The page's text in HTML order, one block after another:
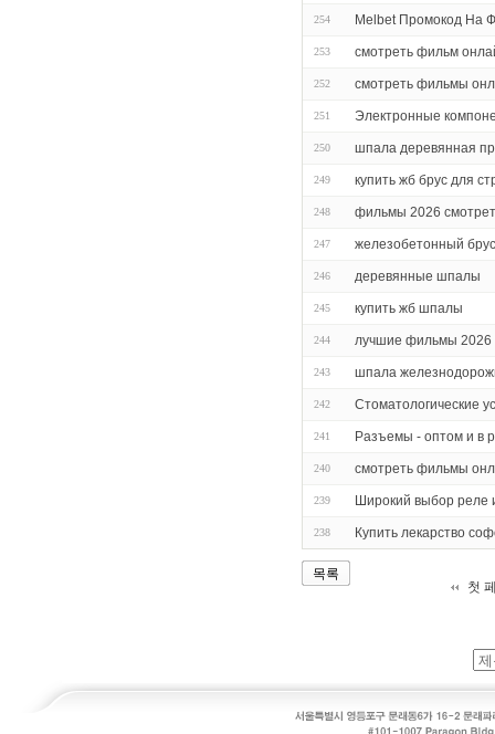
254 Melbet Промокод На
253 смотреть фильм
252 смотреть фильмы
251 Электронные
250 шпала деревянная
249 купить жб брус для
248 фильмы 2026
247 железобетонный
246 деревянные шпалы
245 купить жб шпалы
244 лучшие фильмы 2026
243 шпала
242 Стоматологические
241 Разъемы - оптом и в
240 смотреть фильмы
239 Широкий выбор реле
238 Купить лекарство
목록
첫